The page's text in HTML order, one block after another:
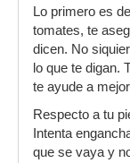
Lo primero es
tomates, te
dicen. No
lo que te digan.
te ayude a
Respecto a tu
Intenta
que se vaya y